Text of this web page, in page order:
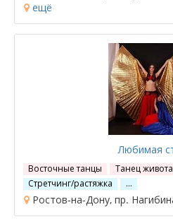
ещё
Любимая
Восточные танцы Танец
Стретчинг/растяжка
…
Ростов-на-Дону, пр.